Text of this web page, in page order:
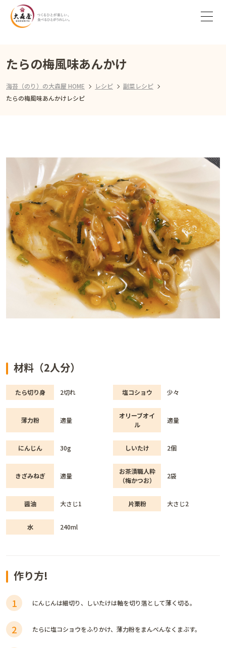
たらの梅風味あんかけ
海苔（のり）の大森屋 HOME レシピ
副菜レシピ
たらの梅風味あんかけレシピ
材料（2人分）
たら切り身 2切れ 塩コショウ 少々
薄力粉 適量
オリーブオイ
ル
適量
にんじん 30g しいたけ 2個
きざみねぎ 適量
お茶漬職人粋
（梅かつお）
2袋
醤油 大さじ1 片栗粉 大さじ2
水 240ml
作り方!
1 にんじんは細切り、しいたけは軸を切り落として薄く切る。
2 たらに塩コショウをふりかけ、薄力粉をまんべんなくまぶす。